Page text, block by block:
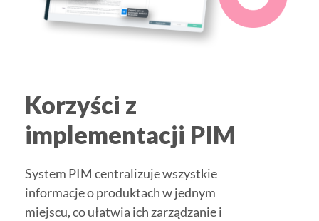
Korzyści z
implementacji PIM​
System PIM centralizuje wszystkie
informacje o produktach w jednym
miejscu, co ułatwia ich zarządzanie i